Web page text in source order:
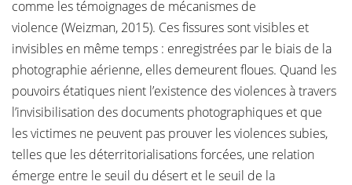
comme les témoignages de mécanismes de
violence (Weizman, 2015). Ces fissures sont visibles et
invisibles en même temps : enregistrées par le biais de la
photographie aérienne, elles demeurent floues. Quand les
pouvoirs étatiques nient l’existence des violences à travers
l’invisibilisation des documents photographiques et que
les victimes ne peuvent pas prouver les violences subies,
telles que les déterritorialisations forcées, une relation
émerge entre le seuil du désert et le seuil de la